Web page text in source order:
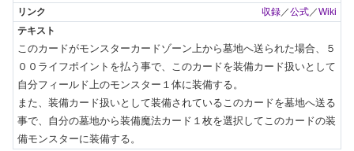
収録 ／公式 ／Wiki
このカードがモンスターカードゾーン上から墓地へ送られた場合、５
００ライフポイントを払う事で、このカードを装備カード扱いとして
自分フィールド上のモンスター１体に装備する。
また、装備カード扱いとして装備されているこのカードを墓地へ送る
事で、自分の墓地から装備魔法カード１枚を選択してこのカードの装
備モンスターに装備する。